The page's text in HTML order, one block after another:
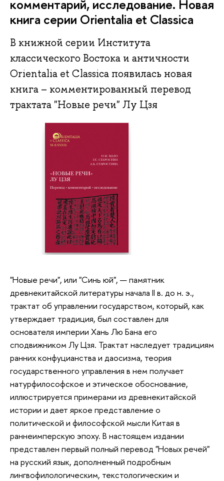
комментарий, исследование. Новая
книга серии Orientalia et Classica
В книжной серии Института
классического Востока и античности
Orientalia et Classica появилась новая
книга – комментированный перевод
трактата "Новые речи" Лу Цзя
"Новые речи", или "Синь юй", — памятник
древнекитайской литературы начала II в. до н. э.,
трактат об управлении государством, который, как
утверждает традиция, был составлен для
основателя империи Хань Лю Бана его
сподвижником Лу Цзя. Трактат наследует традициям
ранних конфуцианства и даосизма, теория
государственного управления в нем получает
натурфилософское и этическое обоснование,
иллюстрируется примерами из древнекитайской
истории и дает яркое представление о
политической и философской мысли Китая в
раннеимперскую эпоху. В настоящем издании
представлен первый полный перевод "Новых речей"
на русский язык, дополненный подробным
лингвофилологическим, текстологическим и